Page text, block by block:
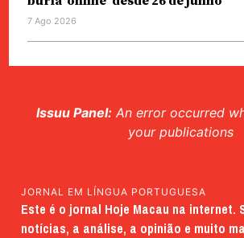
7 Ago 2026
Issuu Panel: An error occurred
your publications
JORNAL EM LÍNGUA PORTUGUESA
Este é o jornal Hoje Macau na internet.
notícias, a análise, a opinião e muito